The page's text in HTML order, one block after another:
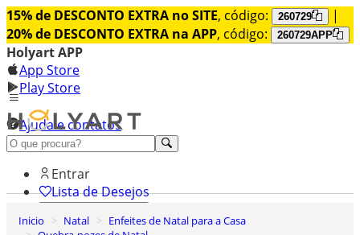
15% de DESCONTO EXTRA no SITE, código: 260729
|
20% de DESCONTO EXTRA na APP, código: 260729APP
Holyart APP
App Store
Play Store
Ajuda e contatos
Conheça premium
Entrar
Lista de Desejos
Inicio Natal
Enfeites de Natal para a Casa